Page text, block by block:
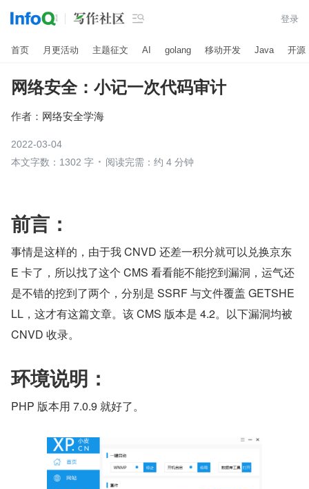
 登录
首页 月更活动 主题征文 AI golang 移动开发 Java 开源
网络安全：小记一次代码审计
作者： 网络安全学海
2022-03-04
本文字数：1302 字
阅读完需：约 4 分钟
前言：
事情是这样的，由于我 CNVD 还差一积分就可以兑换京东
E 卡了，所以找了这个 CMS 看看能不能挖到漏洞，运气还
是不错的挖到了两个，分别是 SSRF 与文件覆盖 GETSHE
LL，这才有这篇文章。该 CMS 版本是 4.2。以下漏洞均被
CNVD 收录。
环境说明：
PHP 版本用 7.0.9 就好了。